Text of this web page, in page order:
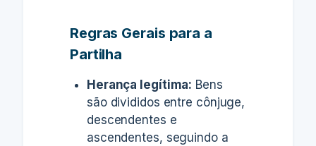
Regras Gerais para a
Partilha
Herança legítima: Bens
são divididos entre cônjuge,
descendentes e
ascendentes, seguindo a